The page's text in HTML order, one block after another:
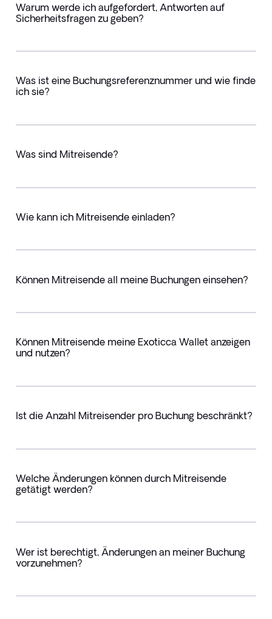
Warum werde ich aufgefordert, Antworten auf
Sicherheitsfragen zu geben?
Was ist eine Buchungsreferenznummer und wie finde
ich sie?
Was sind Mitreisende?
Wie kann ich Mitreisende einladen?
Können Mitreisende all meine Buchungen einsehen?
Können Mitreisende meine Exoticca Wallet anzeigen
und nutzen?
Ist die Anzahl Mitreisender pro Buchung beschränkt?
Welche Änderungen können durch Mitreisende
getätigt werden?
Wer ist berechtigt, Änderungen an meiner Buchung
vorzunehmen?